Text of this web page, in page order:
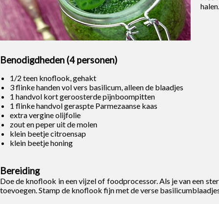
Benodigdheden (4 personen)
1/2 teen knoflook, gehakt
3 flinke handen vol vers basilicum, alleen de blaadjes
1 handvol kort geroosterde pijnboompitten
1 flinke handvol geraspte Parmezaanse kaas
extra vergine olijfolie
zout en peper uit de molen
klein beetje citroensap
klein beetje honing
Bereiding
Doe de knoflook in een vijzel of foodprocessor. Als je van een
toevoegen. Stamp de knoflook fijn met de verse